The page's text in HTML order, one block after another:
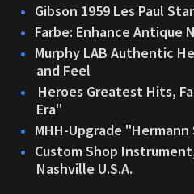
Gibson 1959 Les Paul
Farbe: Enhance Antique
Murphy LAB Authentic
and Feel
Heroes Greatest Hits,
Era"
MHH-Upgrade "Hermann
Custom Shop
Nashville U.S.A.